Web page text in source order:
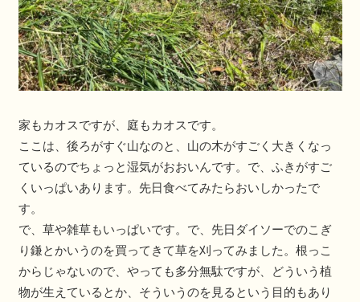
家もカオスですが、庭もカオスです。
ここは、後ろがすぐ山なのと、山の木がすごく大きくなっ
ているのでちょっと湿気がおおいんです。で、ふきがすご
くいっぱいあります。先日食べてみたらおいしかったで
す。
で、草や雑草もいっぱいです。で、先日ダイソーでのこぎ
り鎌とかいうのを買ってきて草を刈ってみました。根っこ
からじゃないので、やっても多分無駄ですが、どういう植
物が生えているとか、そういうのを見るという目的もあり